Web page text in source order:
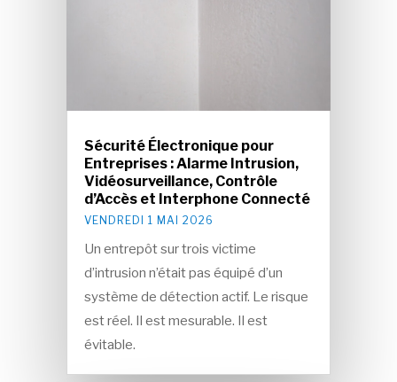
Sécurité Électronique pour
Entreprises : Alarme Intrusion,
Vidéosurveillance, Contrôle
d’Accès et Interphone Connecté
VENDREDI 1 MAI 2026
Un entrepôt sur trois victime
d’intrusion n’était pas équipé d’un
système de détection actif. Le risque
est réel. Il est mesurable. Il est
évitable.